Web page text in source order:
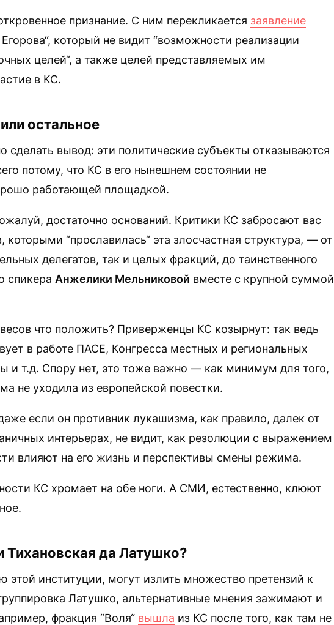
признание. С ним перекликается заявление
который не видит “возможности реализации
целей“, а также целей представляемых им
в КС.
остальное
вывод: эти политические субъекты отказываются
потому, что КС в его нынешнем состоянии не
работающей площадкой.
достаточно оснований. Критики КС забросают вас
“прославилась“ эта злосчастная структура, — от
делегатов, так и целых фракций, до таинственного
спикера Анжелики Мельниковой вместе с крупной суммой
что положить? Приверженцы КС козырнут: так ведь
в работе ПАСЕ, Конгресса местных и региональных
и т.д. Спору нет, это тоже важно — как минимум для того,
не уходила из европейской повестки.
если он противник лукашизма, как правило, далек от
интерьерах, не видит, как резолюции с выражением
влияют на его жизнь и перспективы смены режима.
КС хромает на обе ноги. А СМИ, естественно, клюют
Тихановская да Латушко?
этой институции, могут излить множество претензий к
Латушко, альтернативные мнения зажимают и
фракция “Воля“ вышла из КС после того, как там не